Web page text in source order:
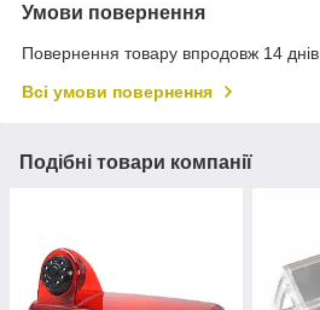
Умови повернення
Повернення товару впродовж 14
Всі умови повернення
Подібні товари компанії